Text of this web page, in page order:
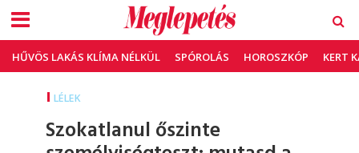
HŰVÖS LAKÁS KLÍMA NÉLKÜL SPÓROLÁS HOROSZKÓP KERT
LÉLEK
Szokatlanul őszinte